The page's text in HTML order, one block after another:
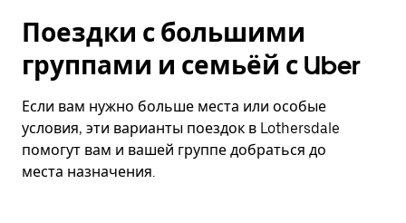
Поездки с большими
группами и семьёй с Uber
Если вам нужно больше места или особые
условия, эти варианты поездок в Lothersdale
помогут вам и вашей группе добраться до
места назначения.